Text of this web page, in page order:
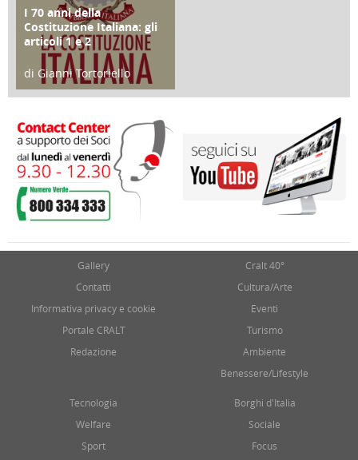
FOCUS
I 70 anni della
Costituzione Italiana: gli
articoli 1 e 2
di Gianni Tortoriello
17 Marzo 2018
Gallery
Contatti
Informativa privacy e cookie
Portale CRALT
Redazione
Cralt 40°
Cultura/Arte
Eventi
Turismo
Ambiente
Benessere/Lifestyle
Tecnologia
Welfare
Sport
Borghi d'Italia
Sociale
Focus